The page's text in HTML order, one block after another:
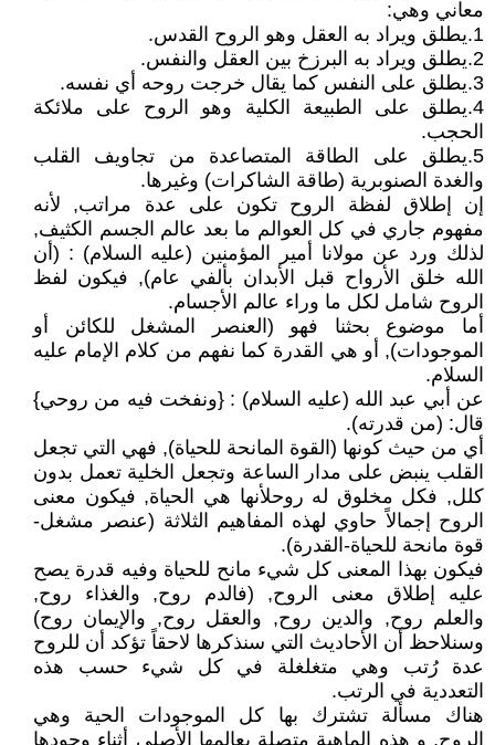
معاني وهي:
1.يطلق ويراد به العقل وهو الروح القدس.
2.يطلق ويراد به البرزخ بين العقل والنفس.
3.يطلق على النفس كما يقال خرجت روحه أي نفسه.
4.يطلق على الطبيعة الكلية وهو الروح على ملائكة
الحجب.
5.يطلق على الطاقة المتصاعدة من تجاويف القلب
والغدة الصنوبرية (طاقة الشاكرات) وغيرها.
إن إطلاق لفظة الروح تكون على عدة مراتب, لأنه
مفهوم جاري في كل العوالم ما بعد عالم الجسم الكثيف,
لذلك ورد عن مولانا أمير المؤمنين (عليه السلام) : (أن
الله خلق الأرواح قبل الأبدان بألفي عام), فيكون لفظ
الروح شامل لكل ما وراء عالم الأجسام.
أما موضوع بحثنا فهو (العنصر المشغل للكائن أو
الموجودات), أو هي القدرة كما نفهم من كلام الإمام عليه
السلام.
عن أبي عبد الله (عليه السلام) : {ونفخت فيه من روحي}
قال: (من قدرته).
أي من حيث كونها (القوة المانحة للحياة), فهي التي تجعل
القلب ينبض على مدار الساعة وتجعل الخلية تعمل بدون
كلل, فكل مخلوق له روحلأنها هي الحياة, فيكون معنى
الروح إجمالاً حاوي لهذه المفاهيم الثلاثة (عنصر مشغل-
قوة مانحة للحياة-القدرة).
فيكون بهذا المعنى كل شيء مانح للحياة وفيه قدرة يصح
عليه إطلاق معنى الروح, (فالدم روح, والغذاء روح,
والعلم روح, والدين روح, والعقل روح, والإيمان روح)
وسنلاحظ أن الأحاديث التي سنذكرها لاحقاً تؤكد أن للروح
عدة رُتب وهي متغلغلة في كل شيء حسب هذه
التعددية في الرتب.
هناك مسألة تشترك بها كل الموجودات الحية وهي
الروح, و هذه الماهية متصلة بعالمها الأصلي أثناء وجودها